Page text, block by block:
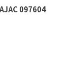
097604